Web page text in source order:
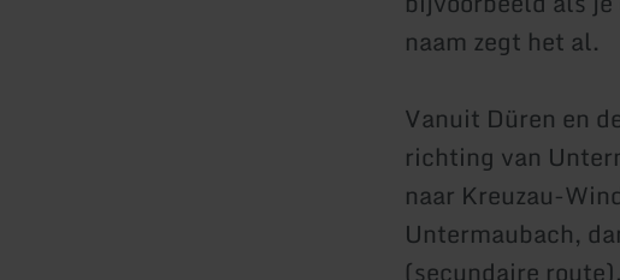
naam zegt het al.
Vanuit Düren en
richting van
naar Kreuzau-
Untermaubach,